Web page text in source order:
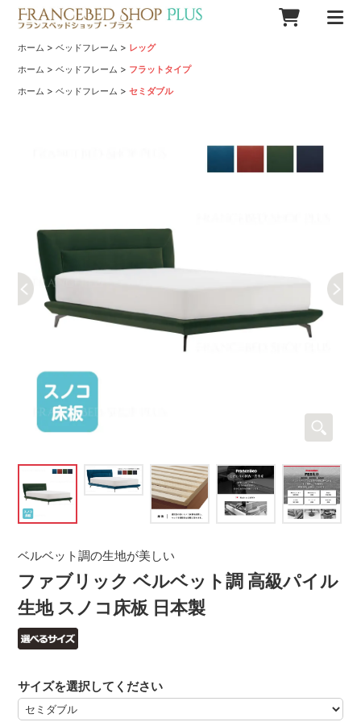
ホーム >ベッドフレーム > レッグ
ホーム >ベッドフレーム > フラットタイプ
ホーム >ベッドフレーム >セミダブル
ファブリック ベルベット調 高級パイル
生地 スノコ床板 日本製
ベルベット調の生地が美しい
サイズを選択してください